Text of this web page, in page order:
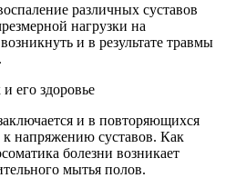
различных суставов
нагрузки на
и в результате травмы
и в повторяющихся
напряжению суставов. Как
болезни возникает
мытья полов.